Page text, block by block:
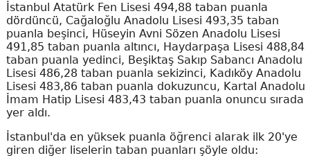
İstanbul Atatürk Fen Lisesi 494,88 taban puanla
dördüncü, Cağaloğlu Anadolu Lisesi 493,35 taban
puanla beşinci, Hüseyin Avni Sözen Anadolu Lisesi
491,85 taban puanla altıncı, Haydarpaşa Lisesi 488,84
taban puanla yedinci, Beşiktaş Sakıp Sabancı Anadolu
Lisesi 486,28 taban puanla sekizinci, Kadıköy Anadolu
Lisesi 483,86 taban puanla dokuzuncu, Kartal Anadolu
İmam Hatip Lisesi 483,43 taban puanla onuncu sırada
yer aldı.
İstanbul'da en yüksek puanla öğrenci alarak ilk 20'ye
giren diğer liselerin taban puanları şöyle oldu: